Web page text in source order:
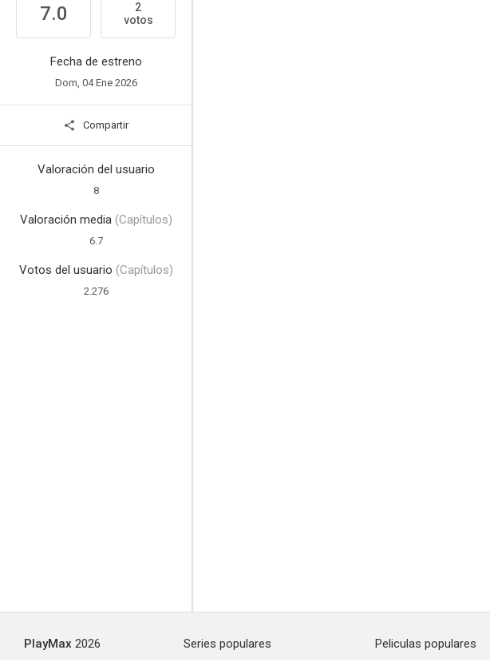
7.0
2
votos
Fecha de estreno
Dom, 04 Ene 2026
Compartir
Valoración del usuario
8
Valoración media (Capítulos)
6.7
Votos del usuario (Capítulos)
2.276
PlayMax 2026
Series populares
Peliculas populares